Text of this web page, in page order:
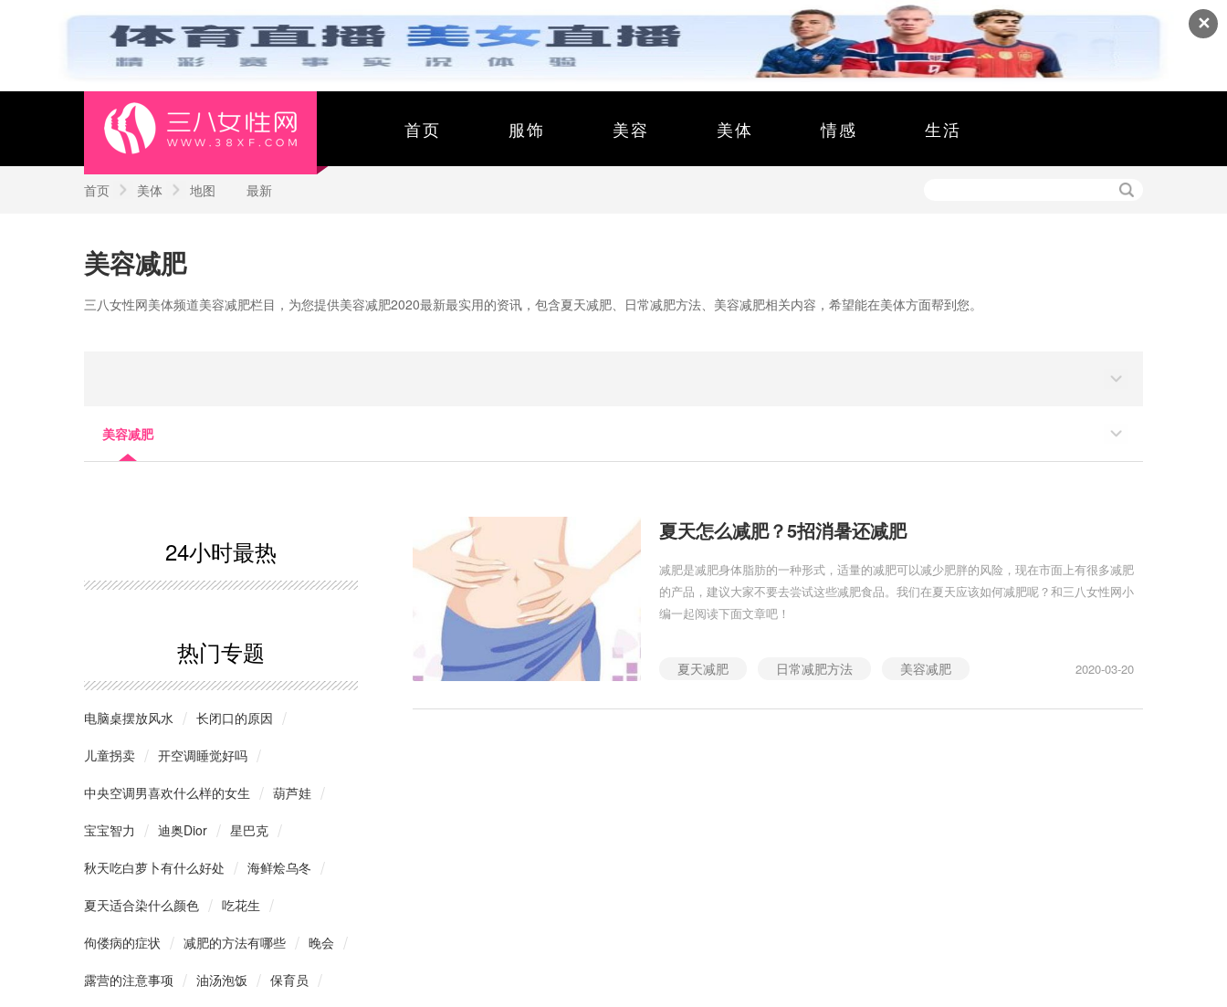
✕
首页 服饰 美容 美体 情感 生活
首页 美体 地图 最新
美容减肥
三八女性网美体频道美容减肥栏目，为您提供美容减肥2020最新最实用的资讯，包含夏天减肥、日常减肥方法、美容减肥相关内容，希望能在美体方面帮到您。
美容减肥
24小时最热
热门专题
电脑桌摆放风水 长闭口的原因
儿童拐卖 开空调睡觉好吗
中央空调男喜欢什么样的女生 葫芦娃
宝宝智力 迪奥Dior 星巴克
秋天吃白萝卜有什么好处 海鲜烩乌冬
夏天适合染什么颜色 吃花生
佝偻病的症状 减肥的方法有哪些 晚会
露营的注意事项 油汤泡饭 保育员
夏天怎么减肥？5招消暑还减肥
减肥是减肥身体脂肪的一种形式，适量的减肥可以减少肥胖的风险，现在市面上有很多减肥
的产品，建议大家不要去尝试这些减肥食品。我们在夏天应该如何减肥呢？和三八女性网小
编一起阅读下面文章吧！
夏天减肥 日常减肥方法 美容减肥 2020-03-20